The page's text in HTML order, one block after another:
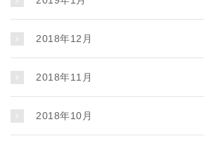
2018年12月
2018年11月
2018年10月